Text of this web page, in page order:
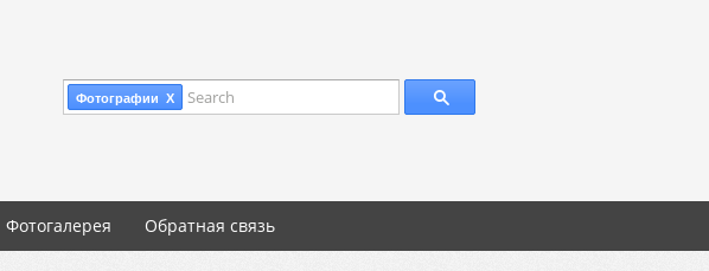
Фотографии X Search
Фотогалерея Обратная связь